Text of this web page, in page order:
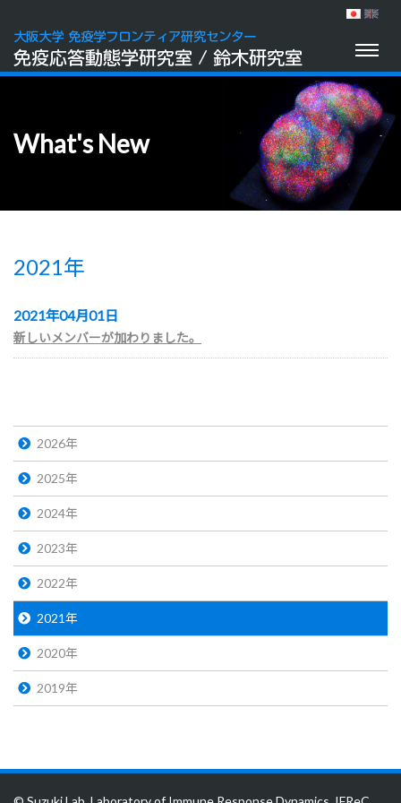
What's New
2021年
2021年04月01日
新しいメンバーが加わりました。
2026年
2025年
2024年
2023年
2022年
2021年
2020年
2019年